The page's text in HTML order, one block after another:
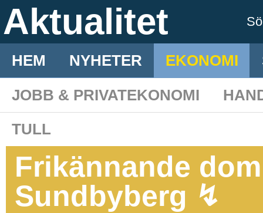
Aktualitet
HEM NYHETER EKONOMI
JOBB & PRIVATEKONOMI
TULL
Frikännande
Sundbyberg ↯